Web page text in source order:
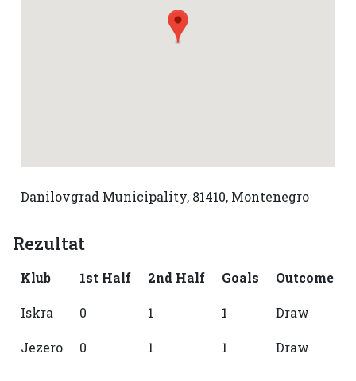
Danilovgrad Municipality, 81410, Montenegro
Rezultat
Klub 1st Half 2nd Half Goals Outcome
Iskra 0 1 1 Draw
Jezero 0 1 1 Draw